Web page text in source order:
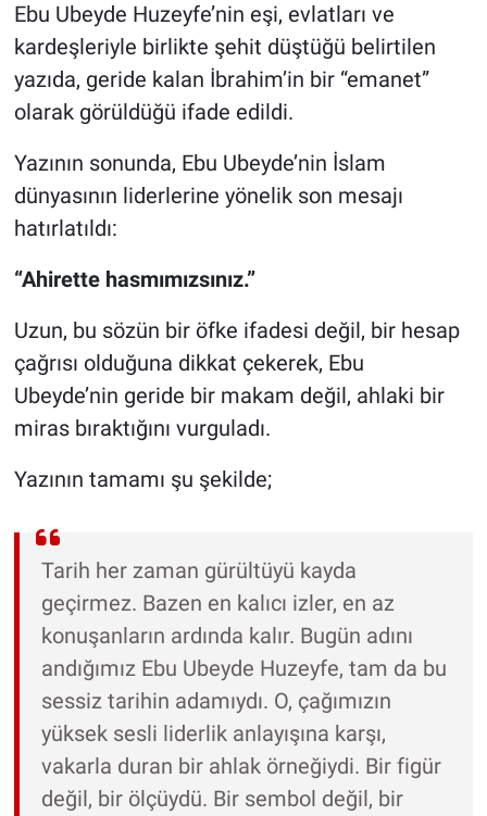
Ebu Ubeyde Huzeyfe’nin eşi, evlatları ve
kardeşleriyle birlikte şehit düştüğü belirtilen
yazıda, geride kalan İbrahim’in bir “emanet”
olarak görüldüğü ifade edildi.
Yazının sonunda, Ebu Ubeyde’nin İslam
dünyasının liderlerine yönelik son mesajı
hatırlatıldı:
“Ahirette hasmımızsınız.”
Uzun, bu sözün bir öfke ifadesi değil, bir hesap
çağrısı olduğuna dikkat çekerek, Ebu
Ubeyde’nin geride bir makam değil, ahlaki bir
miras bıraktığını vurguladı.
Yazının tamamı şu şekilde;
Tarih her zaman gürültüyü kayda
geçirmez. Bazen en kalıcı izler, en az
konuşanların ardında kalır. Bugün adını
andığımız Ebu Ubeyde Huzeyfe, tam da bu
sessiz tarihin adamıydı. O, çağımızın
yüksek sesli liderlik anlayışına karşı,
vakarla duran bir ahlak örneğiydi. Bir figür
değil, bir ölçüydü. Bir sembol değil, bir